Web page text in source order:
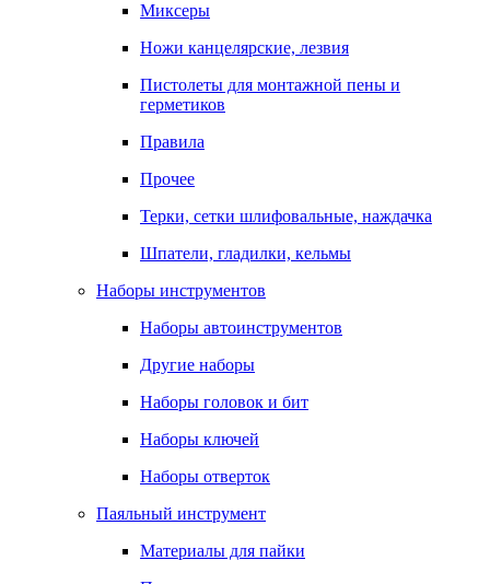
Миксеры
Ножи канцелярские, лезвия
Пистолеты для монтажной пены и
герметиков
Правила
Прочее
Терки, сетки шлифовальные, наждачка
Шпатели, гладилки, кельмы
Наборы инструментов
Наборы автоинструментов
Другие наборы
Наборы головок и бит
Наборы ключей
Наборы отверток
Паяльный инструмент
Материалы для пайки